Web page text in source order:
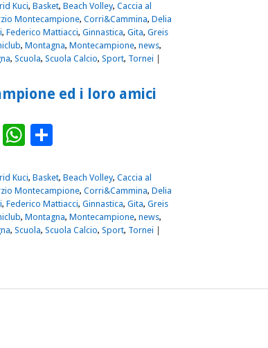
Kuci, Basket, Beach Volley, Caccia al
Montecampione, Corri&Cammina, Delia
, Federico Mattiacci, Ginnastica, Gita, Greis
, Montagna, Montecampione, news,
, Scuola, Scuola Calcio, Sport, Tornei
ed i loro amici
WhatsApp
Condividi
Kuci, Basket, Beach Volley, Caccia al
Montecampione, Corri&Cammina, Delia
, Federico Mattiacci, Ginnastica, Gita, Greis
, Montagna, Montecampione, news,
, Scuola, Scuola Calcio, Sport, Tornei